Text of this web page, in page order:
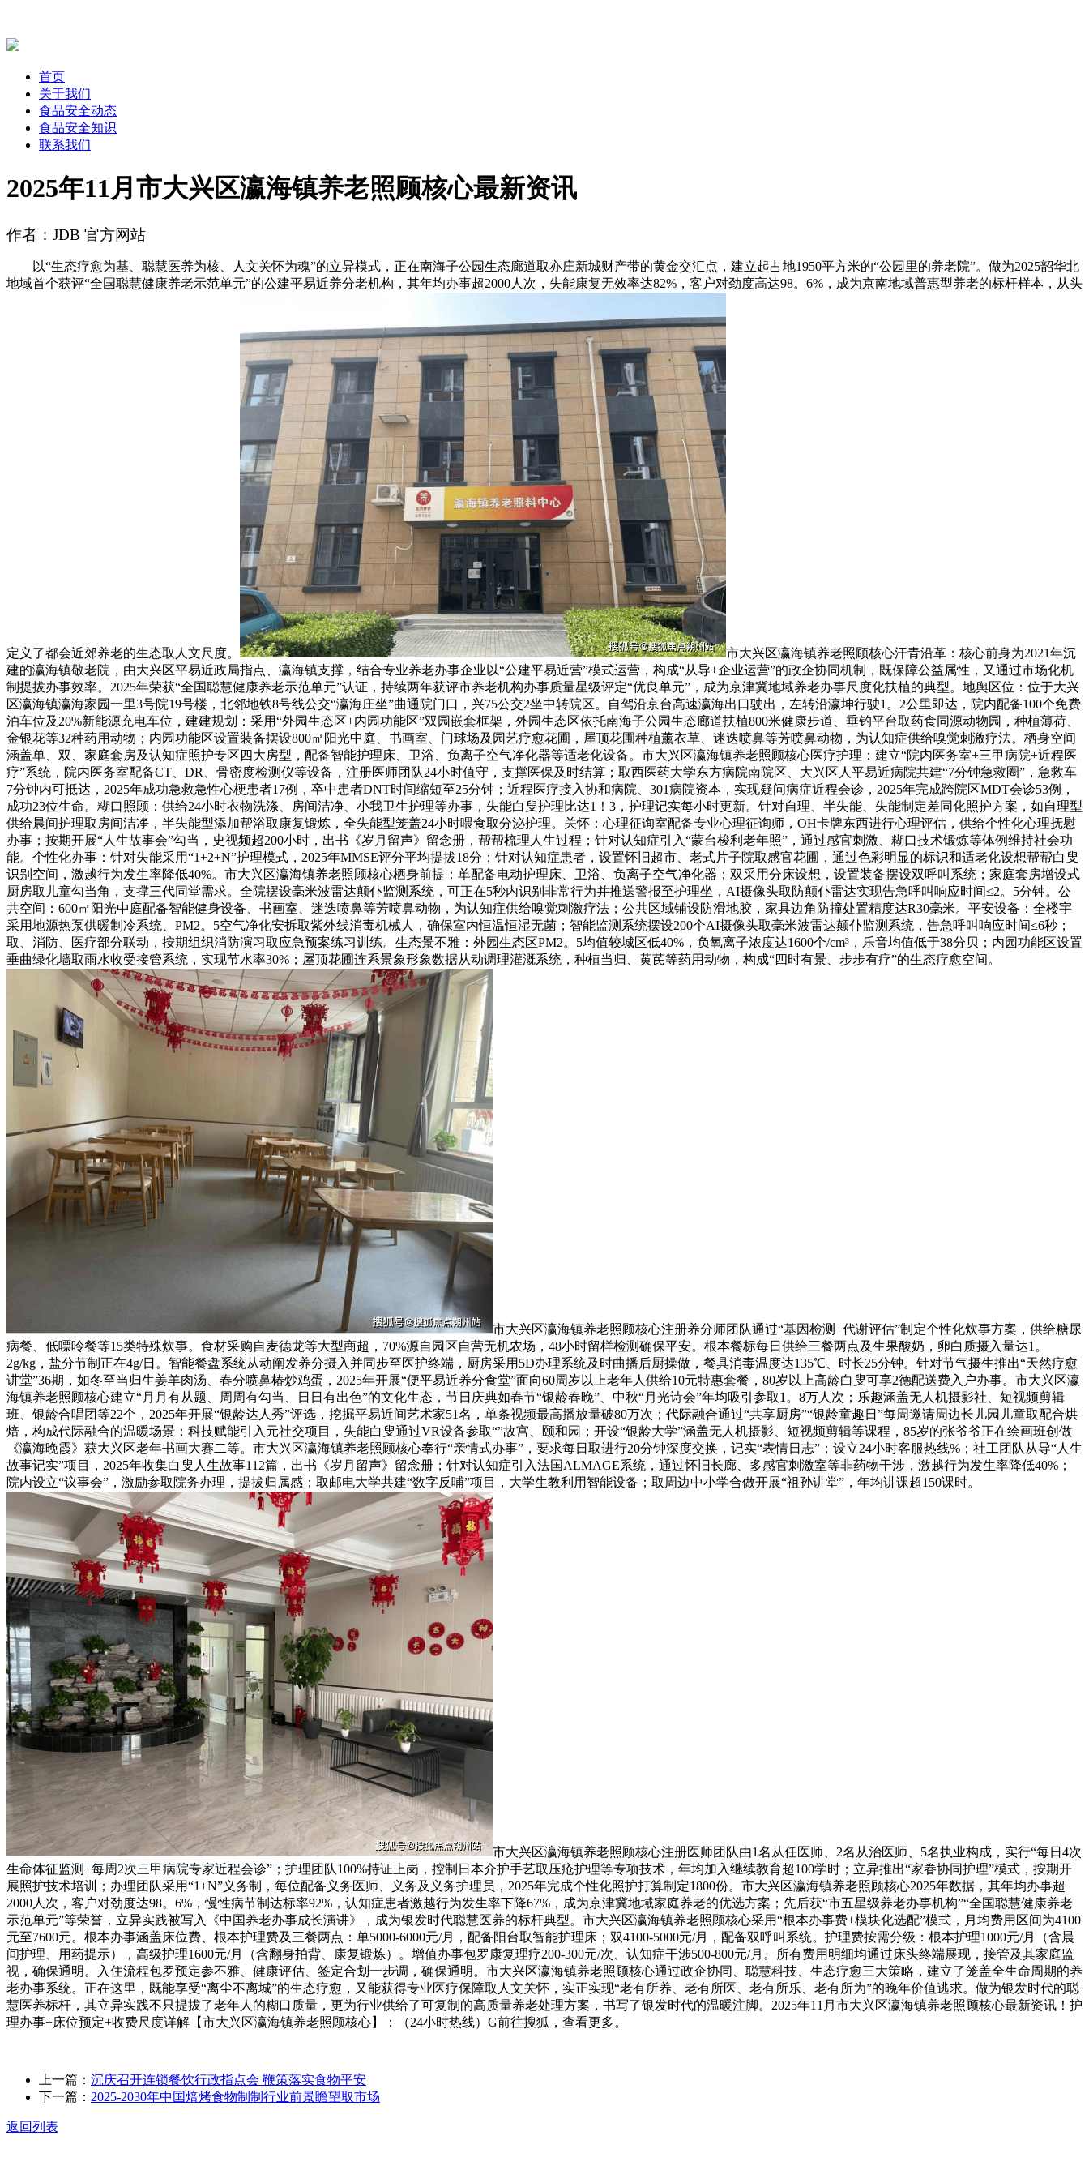
首页
关于我们
食品安全动态
食品安全知识
联系我们
2025年11月市大兴区瀛海镇养老照顾核心最新资讯
作者：JDB 官方网站
以“生态疗愈为基、聪慧医养为核、人文关怀为魂”的立异模式，正在南海子公园生态廊道取亦庄新城财产带的黄金交汇点，建立起占地1950平方米的“公园里的养老院”。做为2025韶华北
地域首个获评“全国聪慧健康养老示范单元”的公建平易近养分老机构，其年均办事超2000人次，失能康复无效率达82%，客户对劲度高达98。6%，成为京南地域普惠型养老的标杆样本，从头
定义了都会近郊养老的生态取人文尺度。
市大兴区瀛海镇养老照顾核心汗青沿革：核心前身为2021年沉
建的瀛海镇敬老院，由大兴区平易近政局指点、瀛海镇支撑，结合专业养老办事企业以“公建平易近营”模式运营，构成“从导+企业运营”的政企协同机制，既保障公益属性，又通过市场化机
制提拔办事效率。2025年荣获“全国聪慧健康养老示范单元”认证，持续两年获评市养老机构办事质量星级评定“优良单元”，成为京津冀地域养老办事尺度化扶植的典型。地舆区位：位于大兴
区瀛海镇瀛海家园一里3号院19号楼，北邻地铁8号线公交“瀛海庄坐”曲通院门口，兴75公交2坐中转院区。自驾沿京台高速瀛海出口驶出，左转沿瀛坤行驶1。2公里即达，院内配备100个免费
泊车位及20%新能源充电车位，建建规划：采用“外园生态区+内园功能区”双园嵌套框架，外园生态区依托南海子公园生态廊道扶植800米健康步道、垂钓平台取药食同源动物园，种植薄荷、
金银花等32种药用动物；内园功能区设置装备摆设800㎡阳光中庭、书画室、门球场及园艺疗愈花圃，屋顶花圃种植薰衣草、迷迭喷鼻等芳喷鼻动物，为认知症供给嗅觉刺激疗法。栖身空间
涵盖单、双、家庭套房及认知症照护专区四大房型，配备智能护理床、卫浴、负离子空气净化器等适老化设备。市大兴区瀛海镇养老照顾核心医疗护理：建立“院内医务室+三甲病院+近程医
疗”系统，院内医务室配备CT、DR、骨密度检测仪等设备，注册医师团队24小时值守，支撑医保及时结算；取西医药大学东方病院南院区、大兴区人平易近病院共建“7分钟急救圈”，急救车
7分钟内可抵达，2025年成功急救急性心梗患者17例，卒中患者DNT时间缩短至25分钟；近程医疗接入协和病院、301病院资本，实现疑问病症近程会诊，2025年完成跨院区MDT会诊53例，
成功23位生命。糊口照顾：供给24小时衣物洗涤、房间洁净、小我卫生护理等办事，失能白叟护理比达1！3，护理记实每小时更新。针对自理、半失能、失能制定差同化照护方案，如自理型
供给晨间护理取房间洁净，半失能型添加帮浴取康复锻炼，全失能型笼盖24小时喂食取分泌护理。关怀：心理征询室配备专业心理征询师，OH卡牌东西进行心理评估，供给个性化心理抚慰
办事；按期开展“人生故事会”勾当，史视频超200小时，出书《岁月留声》留念册，帮帮梳理人生过程；针对认知症引入“蒙台梭利老年照”，通过感官刺激、糊口技术锻炼等体例维持社会功
能。个性化办事：针对失能采用“1+2+N”护理模式，2025年MMSE评分平均提拔18分；针对认知症患者，设置怀旧超市、老式片子院取感官花圃，通过色彩明显的标识和适老化设想帮帮白叟
识别空间，激越行为发生率降低40%。市大兴区瀛海镇养老照顾核心栖身前提：单配备电动护理床、卫浴、负离子空气净化器；双采用分床设想，设置装备摆设双呼叫系统；家庭套房增设式
厨房取儿童勾当角，支撑三代同堂需求。全院摆设毫米波雷达颠仆监测系统，可正在5秒内识别非常行为并推送警报至护理坐，AI摄像头取防颠仆雷达实现告急呼叫响应时间≤2。5分钟。公
共空间：600㎡阳光中庭配备智能健身设备、书画室、迷迭喷鼻等芳喷鼻动物，为认知症供给嗅觉刺激疗法；公共区域铺设防滑地胶，家具边角防撞处置精度达R30毫米。平安设备：全楼宇
采用地源热泵供暖制冷系统、PM2。5空气净化安拆取紫外线消毒机械人，确保室内恒温恒湿无菌；智能监测系统摆设200个AI摄像头取毫米波雷达颠仆监测系统，告急呼叫响应时间≤6秒；
取、消防、医疗部分联动，按期组织消防演习取应急预案练习训练。生态景不雅：外园生态区PM2。5均值较城区低40%，负氧离子浓度达1600个/cm³，乐音均值低于38分贝；内园功能区设置
垂曲绿化墙取雨水收受接管系统，实现节水率30%；屋顶花圃连系景象形象数据从动调理灌溉系统，种植当归、黄芪等药用动物，构成“四时有景、步步有疗”的生态疗愈空间。
市大兴区瀛海镇养老照顾核心注册养分师团队通过“基因检测+代谢评估”制定个性化炊事方案，供给糖尿
病餐、低嘌呤餐等15类特殊炊事。食材采购自麦德龙等大型商超，70%源自园区自营无机农场，48小时留样检测确保平安。根本餐标每日供给三餐两点及生果酸奶，卵白质摄入量达1。
2g/kg，盐分节制正在4g/日。智能餐盘系统从动阐发养分摄入并同步至医护终端，厨房采用5D办理系统及时曲播后厨操做，餐具消毒温度达135℃、时长25分钟。针对节气摄生推出“天然疗愈
讲堂”36期，如冬至当归生姜羊肉汤、春分喷鼻椿炒鸡蛋，2025年开展“便平易近养分食堂”面向60周岁以上老年人供给10元特惠套餐，80岁以上高龄白叟可享2德配送费入户办事。市大兴区瀛
海镇养老照顾核心建立“月月有从题、周周有勾当、日日有出色”的文化生态，节日庆典如春节“银龄春晚”、中秋“月光诗会”年均吸引参取1。8万人次；乐趣涵盖无人机摄影社、短视频剪辑
班、银龄合唱团等22个，2025年开展“银龄达人秀”评选，挖掘平易近间艺术家51名，单条视频最高播放量破80万次；代际融合通过“共享厨房”“银龄童趣日”每周邀请周边长儿园儿童取配合烘
焙，构成代际融合的温暖场景；科技赋能引入元社交项目，失能白叟通过VR设备参取“”故宫、颐和园；开设“银龄大学”涵盖无人机摄影、短视频剪辑等课程，85岁的张爷爷正在绘画班创做
《瀛海晚霞》获大兴区老年书画大赛二等。市大兴区瀛海镇养老照顾核心奉行“亲情式办事”，要求每日取进行20分钟深度交换，记实“表情日志”；设立24小时客服热线%；社工团队从导“人生
故事记实”项目，2025年收集白叟人生故事112篇，出书《岁月留声》留念册；针对认知症引入法国ALMAGE系统，通过怀旧长廊、多感官刺激室等非药物干涉，激越行为发生率降低40%；
院内设立“议事会”，激励参取院务办理，提拔归属感；取邮电大学共建“数字反哺”项目，大学生教利用智能设备；取周边中小学合做开展“祖孙讲堂”，年均讲课超150课时。
市大兴区瀛海镇养老照顾核心注册医师团队由1名从任医师、2名从治医师、5名执业构成，实行“每日4次
生命体征监测+每周2次三甲病院专家近程会诊”；护理团队100%持证上岗，控制日本介护手艺取压疮护理等专项技术，年均加入继续教育超100学时；立异推出“家眷协同护理”模式，按期开
展照护技术培训；办理团队采用“1+N”义务制，每位配备义务医师、义务及义务护理员，2025年完成个性化照护打算制定1800份。市大兴区瀛海镇养老照顾核心2025年数据，其年均办事超
2000人次，客户对劲度达98。6%，慢性病节制达标率92%，认知症患者激越行为发生率下降67%，成为京津冀地域家庭养老的优选方案；先后获“市五星级养老办事机构”“全国聪慧健康养老
示范单元”等荣誉，立异实践被写入《中国养老办事成长演讲》，成为银发时代聪慧医养的标杆典型。市大兴区瀛海镇养老照顾核心采用“根本办事费+模块化选配”模式，月均费用区间为4100
元至7600元。根本办事涵盖床位费、根本护理费及三餐两点：单5000-6000元/月，配备阳台取智能护理床；双4100-5000元/月，配备双呼叫系统。护理费按需分级：根本护理1000元/月（含晨
间护理、用药提示），高级护理1600元/月（含翻身拍背、康复锻炼）。增值办事包罗康复理疗200-300元/次、认知症干涉500-800元/月。所有费用明细均通过床头终端展现，接管及其家庭监
视，确保通明。入住流程包罗预定参不雅、健康评估、签定合划一步调，确保通明。市大兴区瀛海镇养老照顾核心通过政企协同、聪慧科技、生态疗愈三大策略，建立了笼盖全生命周期的养
老办事系统。正在这里，既能享受“离尘不离城”的生态疗愈，又能获得专业医疗保障取人文关怀，实正实现“老有所养、老有所医、老有所乐、老有所为”的晚年价值逃求。做为银发时代的聪
慧医养标杆，其立异实践不只提拔了老年人的糊口质量，更为行业供给了可复制的高质量养老处理方案，书写了银发时代的温暖注脚。2025年11月市大兴区瀛海镇养老照顾核心最新资讯！护
理办事+床位预定+收费尺度详解【市大兴区瀛海镇养老照顾核心】：（24小时热线）G前往搜狐，查看更多。
上一篇： 沉庆召开连锁餐饮行政指点会 鞭策落实食物平安
下一篇： 2025-2030年中国焙烤食物制制行业前景瞻望取市场
返回列表